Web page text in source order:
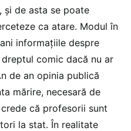
și de asta se poate
ca atare. Modul în
informațiile despre
comic dacă nu ar
de an opinia publică
mărire, necesară de
că profesorii sunt
la stat. În realitate